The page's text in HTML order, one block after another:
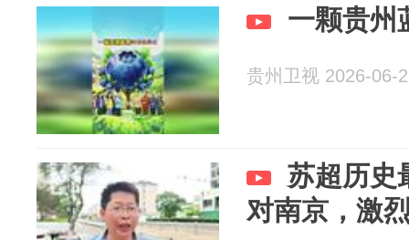
一颗贵州
贵州卫视 2026-06-
苏超历史
对南京，激